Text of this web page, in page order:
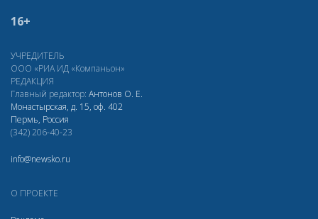
16+
УЧРЕДИТЕЛЬ
ООО «РИА ИД «Компаньон»
РЕДАКЦИЯ
Главный редактор: Антонов О. Е.
Монастырская, д. 15, оф. 402
Пермь, Россия
(342) 206-40-23
info@newsko.ru
О ПРОЕКТЕ